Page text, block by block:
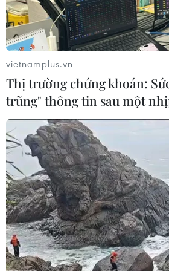
Nhà vườn ở huyện Châu Thành,
(Ảnh: Nhựt An/
Ông Trương Kiến Thọ, Phó
nghiệp và Phát triển nông
biết hiện nay toàn tỉnh đã cấp
vietnamplus.vn
Thị trường chứng khoán:
trũng" thông tin sau một